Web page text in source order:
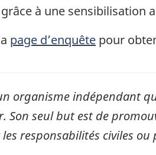
à une sensibilisation
page d’enquête pour
organisme indépendant
Son seul but est de
responsabilités civiles ou